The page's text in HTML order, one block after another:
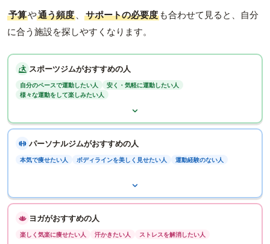
予算や通う頻度 、 サポートの必要度 も合わせて見ると、自分
に合う施設を探しやすくなります。
スポーツジムがおすすめの人
自分のペースで運動したい人
安く・気軽に運動したい人
様々な運動をして楽しみたい人
パーソナルジムがおすすめの人
本気で痩せたい人 ボディラインを美しく見せたい人 運動経験のない人
ヨガがおすすめの人
楽しく気楽に痩せたい人 汗かきたい人 ストレスを解消したい人